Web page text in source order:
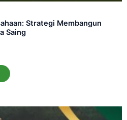
Strategi Membangun
Saing